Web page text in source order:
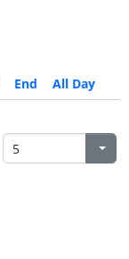
End All Day